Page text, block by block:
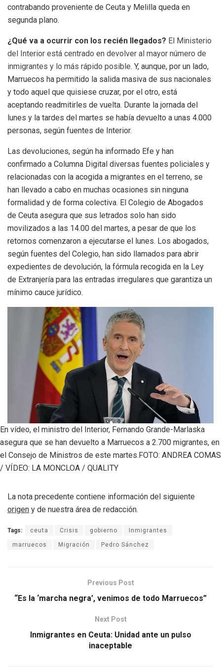
contrabando proveniente de Ceuta y Melilla queda en
segunda plano.
¿Qué va a ocurrir con los recién llegados? El Ministerio
del Interior está centrado en devolver al mayor número de
inmigrantes y lo más rápido posible. Y, aunque, por un lado,
Marruecos ha permitido la salida masiva de sus nacionales
y todo aquel que quisiese cruzar, por el otro, está
aceptando readmitirles de vuelta. Durante la jornada del
lunes y la tardes del martes se había devuelto a unas 4.000
personas, según fuentes de Interior.
Las devoluciones, según ha informado Efe y han
confirmado a Columna Digital diversas fuentes policiales y
relacionadas con la acogida a migrantes en el terreno, se
han llevado a cabo en muchas ocasiones sin ninguna
formalidad y de forma colectiva. El Colegio de Abogados
de Ceuta asegura que sus letrados solo han sido
movilizados a las 14.00 del martes, a pesar de que los
retornos comenzaron a ejecutarse el lunes. Los abogados,
según fuentes del Colegio, han sido llamados para abrir
expedientes de devolución, la fórmula recogida en la Ley
de Extranjería para las entradas irregulares que garantiza un
mínimo cauce jurídico.
En vídeo, el ministro del Interior, Fernando Grande-Marlaska
asegura que se han devuelto a Marruecos a 2.700 migrantes, en
el Consejo de Ministros de este martes.FOTO: ANDREA COMAS
/ VÍDEO: LA MONCLOA / QUALITY
La nota precedente contiene información del siguiente
origen y de nuestra área de redacción.
Tags: ceuta Crisis gobierno Inmigrantes
marruecos Migración Pedro Sánchez
Previous Post
“Es la ‘marcha negra’, venimos de todo Marruecos”
Next Post
Inmigrantes en Ceuta: Unidad ante un pulso
inaceptable